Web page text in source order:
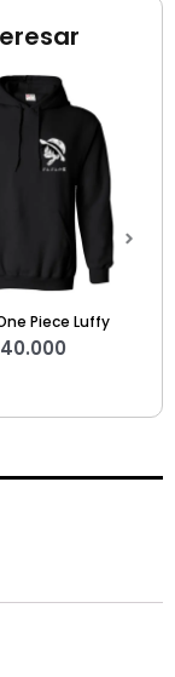
Star Wars Rey
$60.000